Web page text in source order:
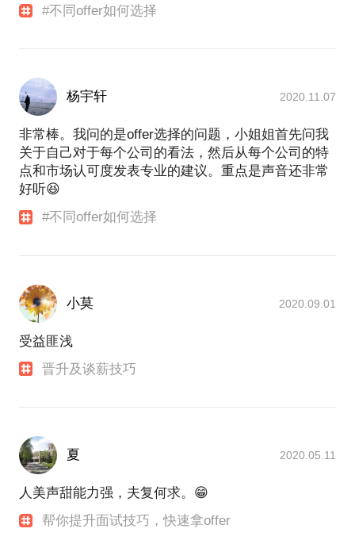
#不同offer如何选择
杨宇轩 2020.11.07
非常棒。我问的是offer选择的问题，小姐姐首先问我
关于自己对于每个公司的看法，然后从每个公司的特
点和市场认可度发表专业的建议。重点是声音还非常
好听😆
#不同offer如何选择
小莫 2020.09.01
受益匪浅
晋升及谈薪技巧
夏 2020.05.11
人美声甜能力强，夫复何求。😁
帮你提升面试技巧，快速拿offer